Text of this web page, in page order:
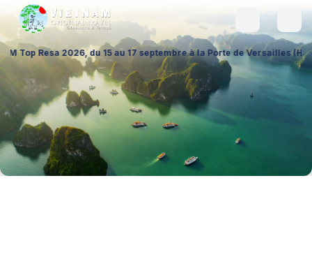
du 15 au 17 septembre à la Porte de Versailles (Hall 1 – Stand